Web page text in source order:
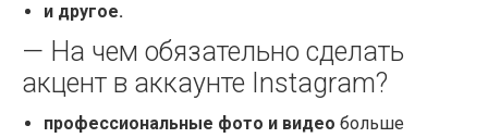
и другое.
— На чем обязательно сделать
акцент в аккаунте Instagram?
профессиональные фото и видео больше